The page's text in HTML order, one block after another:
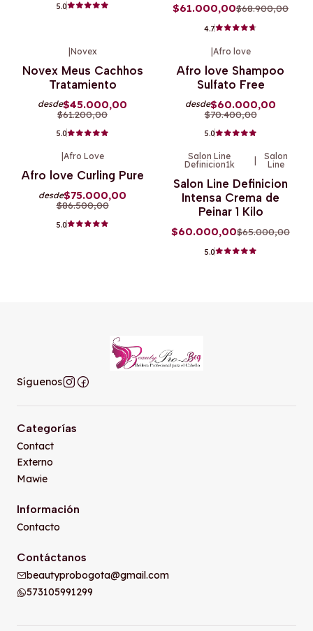
5.0 $61.000,00$68.900,00
4.7
|Novex
Novex Meus Cachhos
Tratamiento
desde$45.000,00
$61.200,00
5.0
|Afro love
Afro love Shampoo
Sulfato Free
desde$60.000,00
$70.400,00
5.0
Afro Love
Afro love Curling Pure
desde$75.000,00
$86.500,00
5.0
-8%OFF
Salon Line
Definicion1k
Salon
Line
Salon Line Definicion
Intensa Crema de
Peinar 1 Kilo
$60.000,00$65.000,00
5.0
Síguenos
Categorías
Contact
Externo
Mawie
Información
Contacto
Contáctanos
beautyprobogota@gmail.com
573105991299